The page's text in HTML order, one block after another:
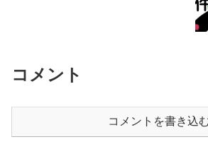
コメント
コメントを書き込